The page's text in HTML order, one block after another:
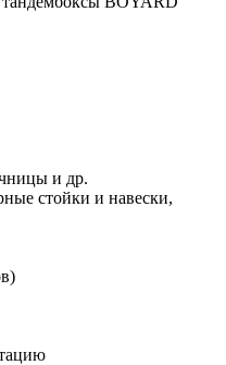
и др.
стойки и навески,